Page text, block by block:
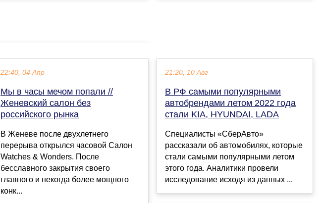
22:40, 04 Апр
Мы в часы мечом попали //
Женевский салон без
российского рынка
В Женеве после двухлетнего
перерыва открылся часовой Салон
Watches & Wonders. После
бесславного закрытия своего
главного и некогда более мощного
конк...
21:20, 10 Авг
В РФ самыми популярными
автобрендами летом 2022 года
стали KIA, HYUNDAI, LADA
Специалисты «СберАвто»
рассказали об автомобилях, которые
стали самыми популярными летом
этого года. Аналитики провели
исследование исходя из данных ...